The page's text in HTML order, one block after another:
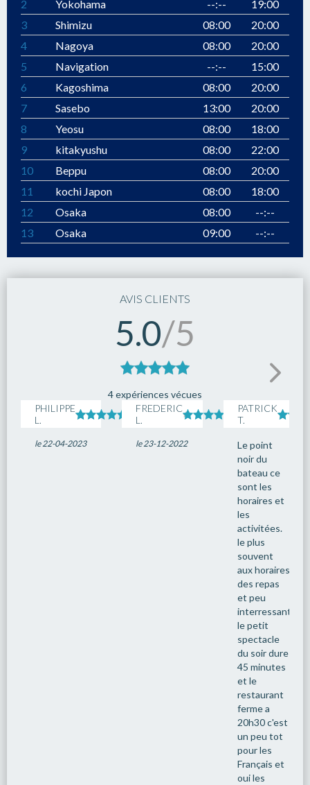
2 Yokohama --:--
19:00
3
Shimizu 08:00
20:00
4
Nagoya 08:00
20:00
5
Navigation --:--
15:00
6
Kagoshima 08:00
20:00
7
Sasebo 13:00
20:00
8
Yeosu 08:00
18:00
9
kitakyushu 08:00
22:00
10
Beppu 08:00
20:00
11
kochi Japon 08:00
18:00
12
Osaka 08:00
--:--
13
Osaka 09:00 --:--
AVIS CLIENTS
5.0/5
4 expériences vécues
PHILIPPE
L.
le 22-04-2023
FREDERIC
L.
le 23-12-2022
PATRICK
T.
Le point
noir du
bateau ce
sont les
horaires et
les
activitées.
le plus
souvent
aux horaires
des repas
et peu
interressantes.
le petit
spectacle
du soir dure
45 minutes
et le
restaurant
ferme a
20h30 c'est
un peu tot
pour les
Français et
oui les